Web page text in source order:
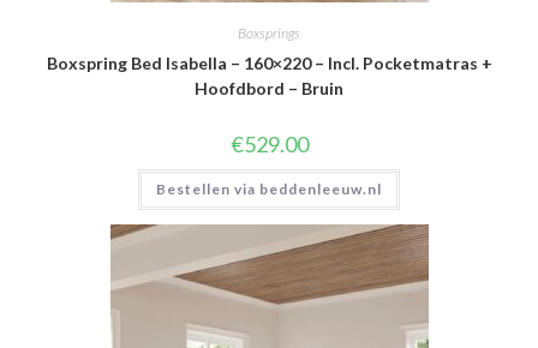
Boxsprings
Boxspring Bed Isabella – 160×220 – Incl. Pocketmatras +
Hoofdbord – Bruin
€529.00
Bestellen via beddenleeuw.nl